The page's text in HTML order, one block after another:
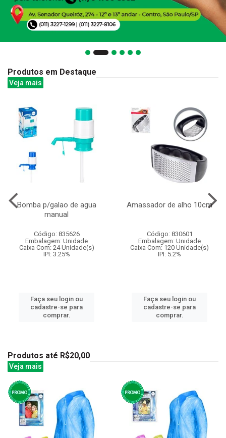
Produtos em Destaque
Veja mais
Bomba p/galao de agua
manual
Código: 835626
Embalagem: Unidade
Caixa Com: 24 Unidade(s)
IPI: 3.25%
Faça seu login ou
cadastre-se para
comprar.
Amassador de alho 10cm
Código: 830601
Embalagem: Unidade
Caixa Com: 120 Unidade(s)
IPI: 5.2%
Faça seu login ou
cadastre-se para
comprar.
Produtos até R$20,00
Veja mais